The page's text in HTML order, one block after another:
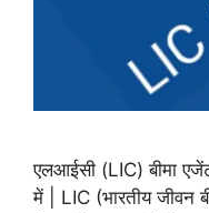
एलआईसी (LIC) बीमा
में | LIC (भारतीय जीवन